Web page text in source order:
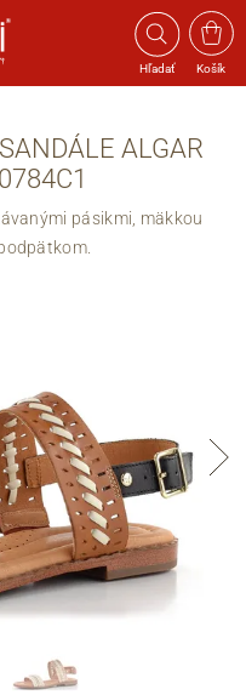
Hľadať Košík
ALGAR
pásikmi, mäkkou